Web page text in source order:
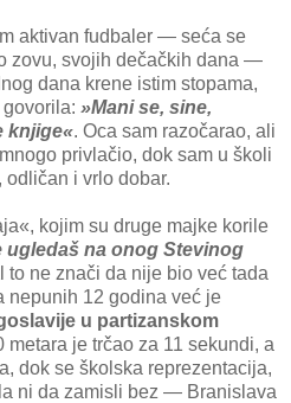
aktivan fudbaler — seća se
zovu, svojih dečačkih dana —
dana krene istim stopama,
govorila: »Mani se, sine,
knjige«. Oca sam razočarao, ali
privlačio, dok sam u školi
i vrlo dobar.
kojim su druge majke korile
ugledaš na onog Stevinog
to ne znači da nije bio već tada
nepunih 12 godina već je
u partizanskom
metara je trčao za 11 sekundi, a
dok se školska reprezentacija,
ni da zamisli bez — Branislava